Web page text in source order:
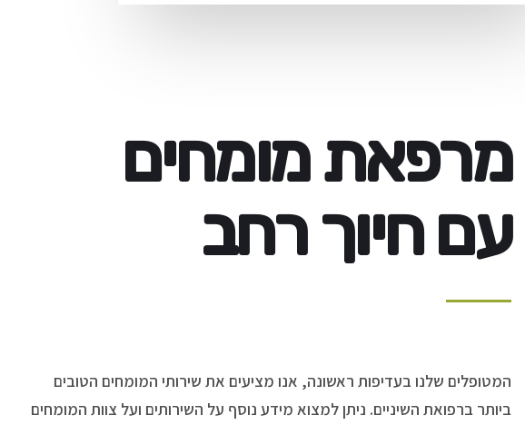
מרפאת מומחים
עם חיוך רחב
המטופלים שלנו בעדיפות ראשונה, אנו מציעים את שירותי המומחים הטובים
ביותר ברפואת השיניים. ניתן למצוא מידע נוסף על השירותים ועל צוות המומחים